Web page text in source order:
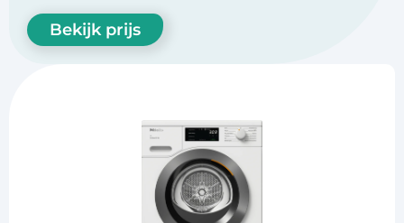
Bekijk prijs